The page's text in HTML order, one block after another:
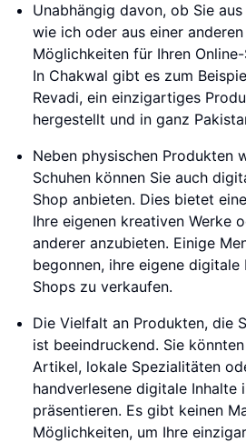
Unabhängig davon, ob Sie
wie ich oder aus einer
Möglichkeiten für Ihren
In Chakwal gibt es zum
Revadi, ein einzigartiges
hergestellt und in ganz
Neben physischen Produkten
Schuhen können Sie auch
Shop anbieten. Dies bietet
Ihre eigenen kreativen Werke
anderer anzubieten. Einige
begonnen, ihre eigene digitale
Shops zu verkaufen.
Die Vielfalt an Produkten, die
ist beeindruckend. Sie
Artikel, lokale Spezialitäten
handverlesene digitale Inhalte
präsentieren. Es gibt keinen
Möglichkeiten, um Ihre